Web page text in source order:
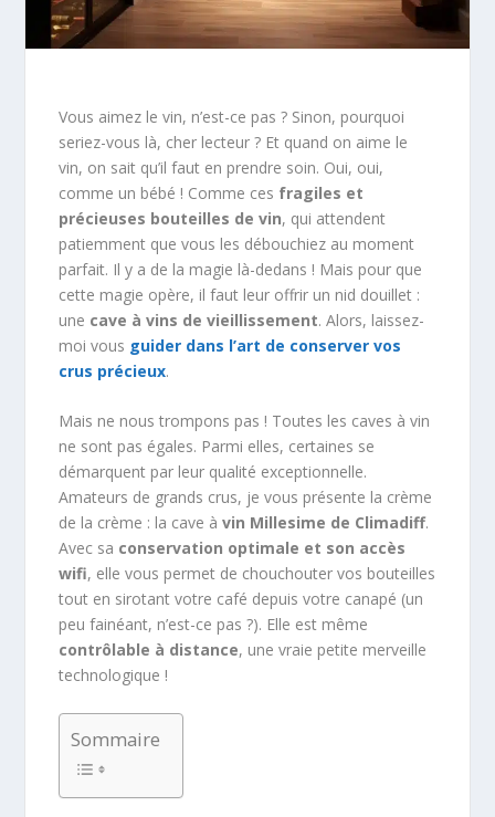
Vous aimez le vin, n’est-ce pas ? Sinon, pourquoi
seriez-vous là, cher lecteur ? Et quand on aime le
vin, on sait qu’il faut en prendre soin. Oui, oui,
comme un bébé ! Comme ces fragiles et
précieuses bouteilles de vin, qui attendent
patiemment que vous les débouchiez au moment
parfait. Il y a de la magie là-dedans ! Mais pour que
cette magie opère, il faut leur offrir un nid douillet :
une cave à vins de vieillissement. Alors, laissez-
moi vous guider dans l’art de conserver vos
crus précieux.
Mais ne nous trompons pas ! Toutes les caves à vin
ne sont pas égales. Parmi elles, certaines se
démarquent par leur qualité exceptionnelle.
Amateurs de grands crus, je vous présente la crème
de la crème : la cave àvin Millesime de Climadiff.
Avec sa conservation optimale et son accès
wifi, elle vous permet de chouchouter vos bouteilles
tout en sirotant votre café depuis votre canapé (un
peu fainéant, n’est-ce pas ?). Elle est même
contrôlable à distance, une vraie petite merveille
technologique !
Sommaire